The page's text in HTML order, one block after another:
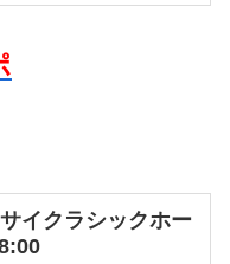
イクラシックホー